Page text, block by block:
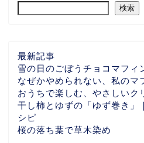
検索
最新記事
雪の日のごぼうチョコマフィ
なぜかやめられない、私のマ
おうちで楽しむ、やさしいク
干し柿とゆずの「ゆず巻き」
シピ
桜の落ち葉で草木染め